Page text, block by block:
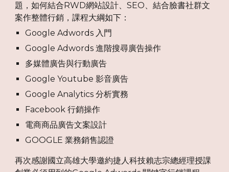
題，如何結合RWD網站設計、SEO、結合臉書社群文
案作整體行銷，課程大綱如下：
Google Adwords 入門
Google Adwords 進階搜尋廣告操作
多媒體廣告與行動廣告
Google Youtube 影音廣告
Google Analytics 分析實務
Facebook 行銷操作
電商商品廣告文案設計
GOOGLE 業務銷售認證
再次感謝國立高雄大學邀約捷人科技賴志宗總經理授課